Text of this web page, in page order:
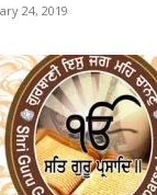
24, 2019